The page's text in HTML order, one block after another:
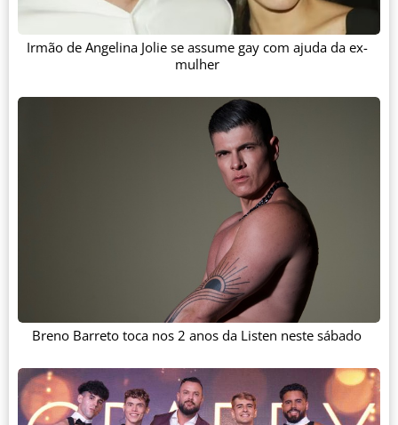
Irmão de Angelina Jolie se assume gay com ajuda da ex-
mulher
Breno Barreto toca nos 2 anos da Listen neste sábado